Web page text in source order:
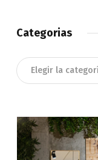
Categorias
Categorias